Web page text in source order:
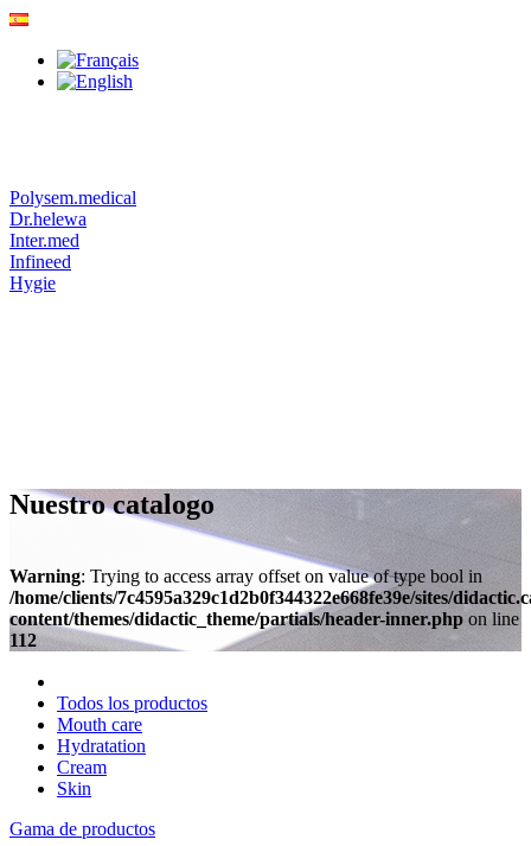
Polysem.medical
Dr.helewa
Inter.med
Infineed
Hygie
Nuestro catalogo
Warning: Trying to access array offset on value of type bool in
/home/clients/7c4595a329c1d2b0f344322e668fe39e/sites/
content/themes/didactic_theme/partials/header-inner.php on line
112
Todos los productos
Mouth care
Hydratation
Cream
Skin
Gama de productos